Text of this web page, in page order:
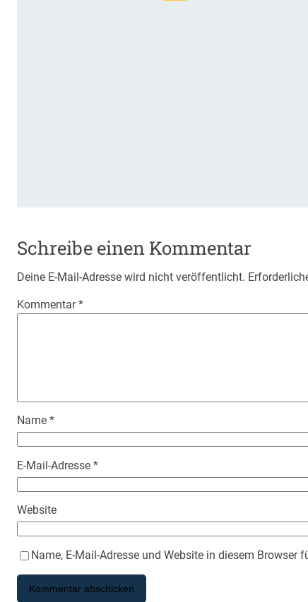
Schreibe einen Kommentar
Deine E-Mail-Adresse wird nicht veröffentlicht.
Kommentar*
Name *
E-Mail-Adresse *
Website
Name, E-Mail-Adresse und Website in diesem Browser